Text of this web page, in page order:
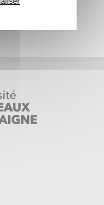
le cadre du partenariat
des risques